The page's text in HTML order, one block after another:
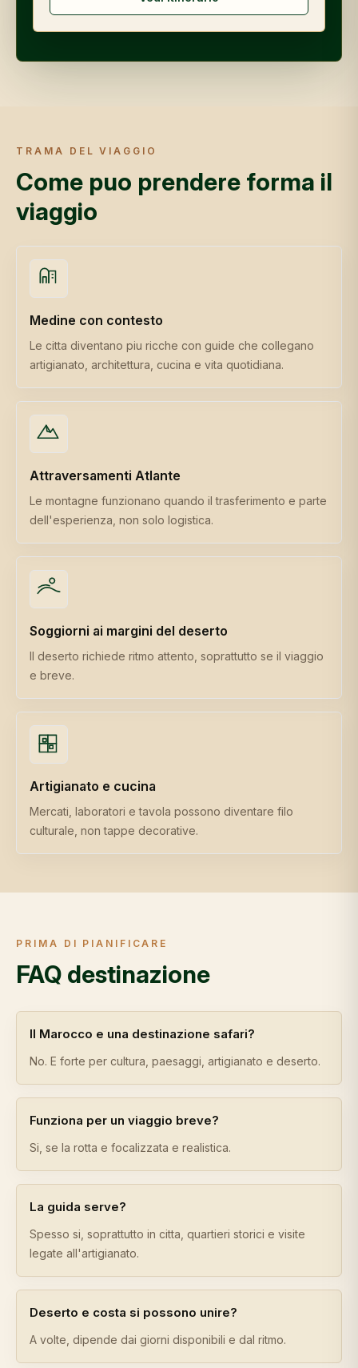
TRAMA DEL VIAGGIO
Come puo prendere forma il
viaggio
Medine con contesto
Le citta diventano piu ricche con guide che collegano
artigianato, architettura, cucina e vita quotidiana.
Attraversamenti Atlante
Le montagne funzionano quando il trasferimento e parte
dell'esperienza, non solo logistica.
Soggiorni ai margini del deserto
Il deserto richiede ritmo attento, soprattutto se il viaggio
e breve.
Artigianato e cucina
Mercati, laboratori e tavola possono diventare filo
culturale, non tappe decorative.
PRIMA DI PIANIFICARE
FAQ destinazione
Il Marocco e una destinazione safari?
No. E forte per cultura, paesaggi, artigianato e deserto.
Funziona per un viaggio breve?
Si, se la rotta e focalizzata e realistica.
La guida serve?
Spesso si, soprattutto in citta, quartieri storici e visite
legate all'artigianato.
Deserto e costa si possono unire?
A volte, dipende dai giorni disponibili e dal ritmo.